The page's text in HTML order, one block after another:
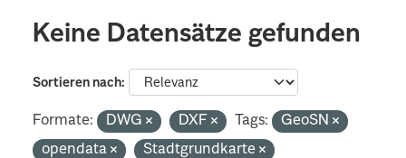
Keine Datensätze gefunden
Sortieren nach
Formate: DWG DXF Tags:
GeoSN
opendata
Stadtgrundkarte